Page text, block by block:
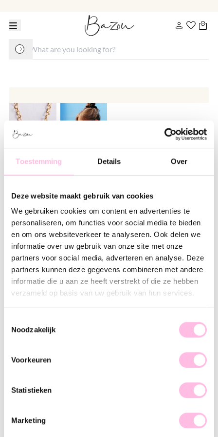
Toestemming Details Over
Deze website maakt gebruik van cookies
We gebruiken cookies om content en advertenties te
personaliseren, om functies voor social media te bieden
en om ons websiteverkeer te analyseren. Ook delen we
informatie over uw gebruik van onze site met onze
partners voor social media, adverteren en analyse. Deze
partners kunnen deze gegevens combineren met andere
informatie die u aan ze heeft verstrekt of die ze hebben
verzameld op basis van uw gebruik van hun services.
Noodzakelijk
Voorkeuren
Statistieken
Marketing
Linked hearts necklace
Variants:
Gold
•⁠ Please note: shipping from €1.95
•⁠ ⁠100% waterproof
Description Features SKU
elevate your party outfit? Then this necklace is the perfect